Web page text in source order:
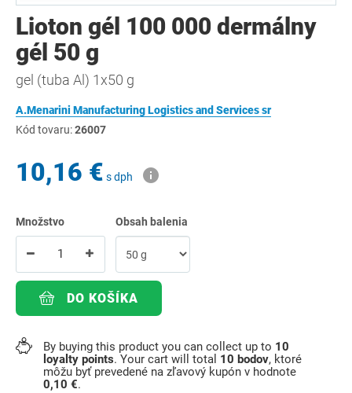
Lioton gél 100 000 dermálny
gél 50 g
gel (tuba Al) 1x50 g
A.Menarini Manufacturing Logistics and Services sr
Kód tovaru:26007
10,16 € s dph
Množstvo Obsah balenia
DO KOŠÍKA
By buying this product you can collect up to 10
loyalty points. Your cart will total 10 bodov, ktoré
môžu byť prevedené na zľavový kupón v hodnote
0,10 €.